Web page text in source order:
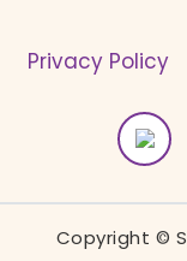
Privacy Policy
Copyright ©